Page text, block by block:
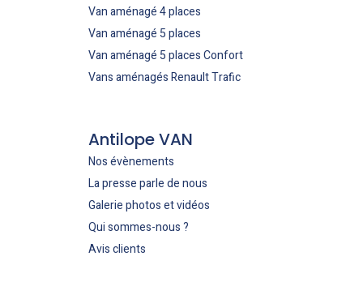
Van aménagé 4 places
Van aménagé 5 places
Van aménagé 5 places Confort
Vans aménagés Renault Trafic
Antilope VAN
Nos évènements
La presse parle de nous
Galerie photos et vidéos
Qui sommes-nous ?
Avis clients